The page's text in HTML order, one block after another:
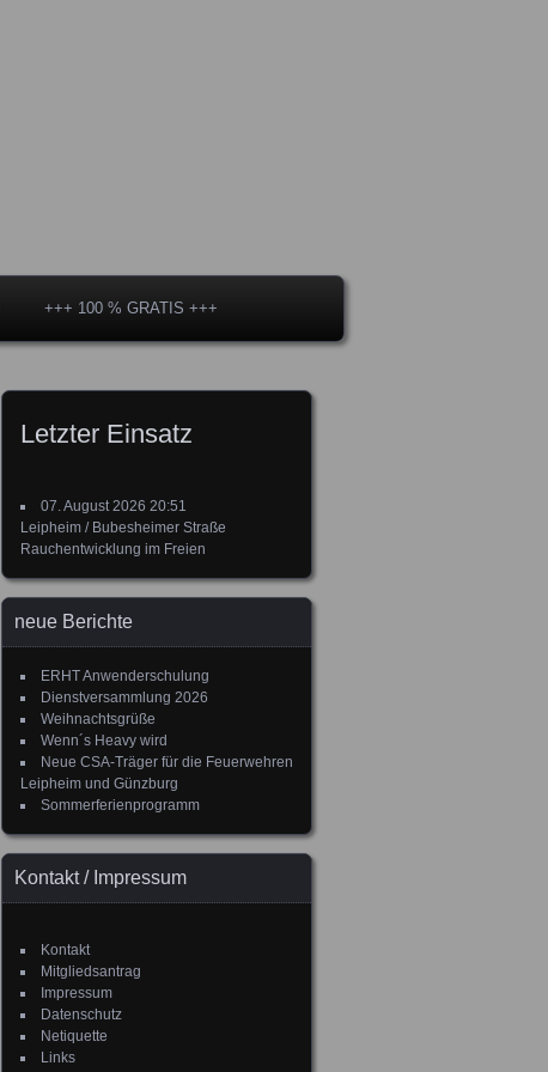
+++ 100 % GRATIS +++
Letzter Einsatz
07. August 2026 20:51
Leipheim / Bubesheimer Straße
Rauchentwicklung im Freien
neue Berichte
ERHT Anwenderschulung
Dienstversammlung 2026
Weihnachtsgrüße
Wenn´s Heavy wird
Neue CSA-Träger für die Feuerwehren
Leipheim und Günzburg
Sommerferienprogramm
Kontakt / Impressum
Kontakt
Mitgliedsantrag
Impressum
Datenschutz
Netiquette
Links